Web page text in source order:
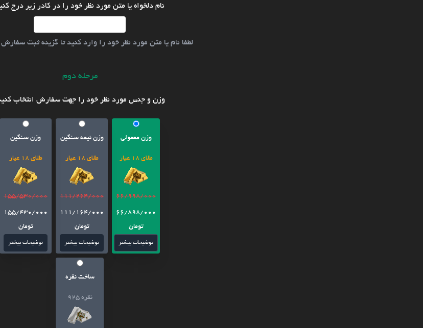
نام دلخواه یا متن مورد نظر خود را در کادر زیر درج
لطفا نام یا متن مورد نظر خود را وارد کنید تا گزینه ثبت
مرحله دوم
وزن و جنس مورد نظر خود را جهت سفارش انتخاب
وزن معمولی
طلای 18 عیار
66/998/000
66/898/000
تومان
توضیحات بیشتر
وزن نیمه سنگین
طلای 18 عیار
111/264/000
111/164/000
تومان
توضیحات بیشتر
وزن سنگین
طلای 18 عیار
155/530/000
155/430/000
تومان
توضیحات بیشتر
ساخت نقره
نقره 925